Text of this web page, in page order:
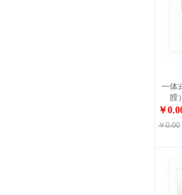
一体
膛
￥
￥0.00